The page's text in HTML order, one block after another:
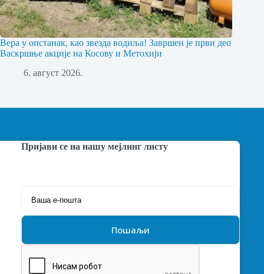
Вера у опстанак, као звезда водиља! Завршен је први део
Васкршње акције на Косову и Метохији
6. август 2026.
Пријави се на нашу мејлинг листу